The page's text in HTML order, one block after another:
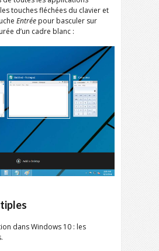
touches fléchées du clavier et
Entrée pour basculer sur
d’un cadre blanc :
dans Windows 10 : les